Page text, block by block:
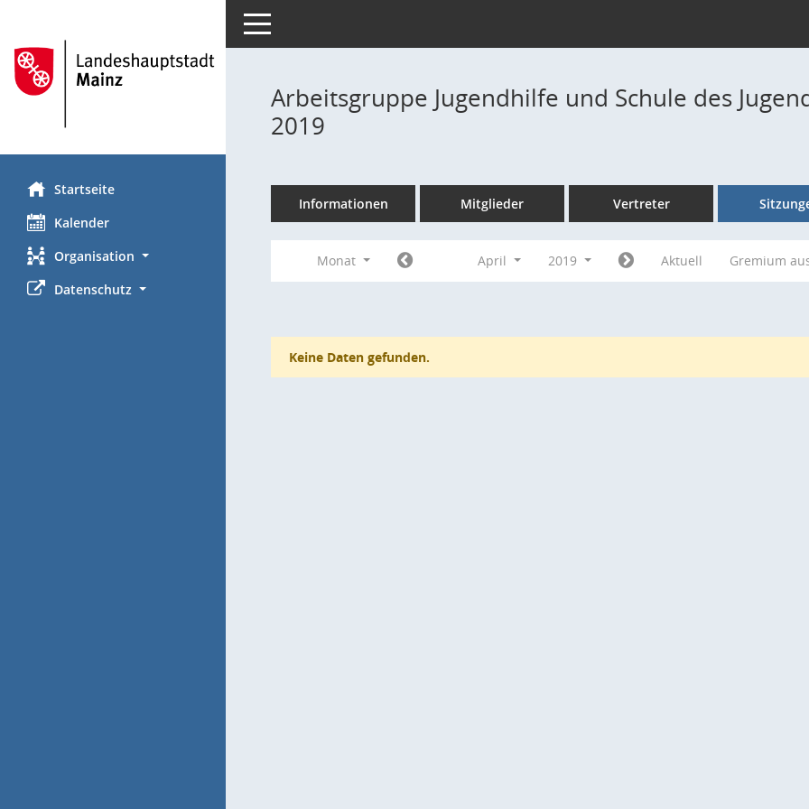
Startseite
Kalender
Organisation
Datenschutz
Toggle navigation
Arbeitsgruppe Jugendhilfe und Schule des
2019
Informationen Mitglieder Vertreter
Monat April 2019 Aktuell Gremium
Keine Daten gefunden.